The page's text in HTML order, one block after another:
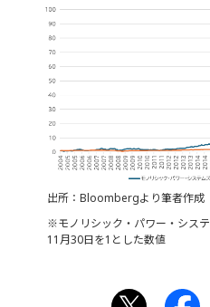
出所：Bloombergより筆者作成
※モノリシック・パワー・シス
11月30日を1とした数値